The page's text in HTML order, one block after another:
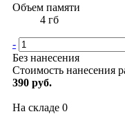
Объем памяти
4 гб
-
Без нанесения
Стоимость нанесения
390 руб.
На складе 0